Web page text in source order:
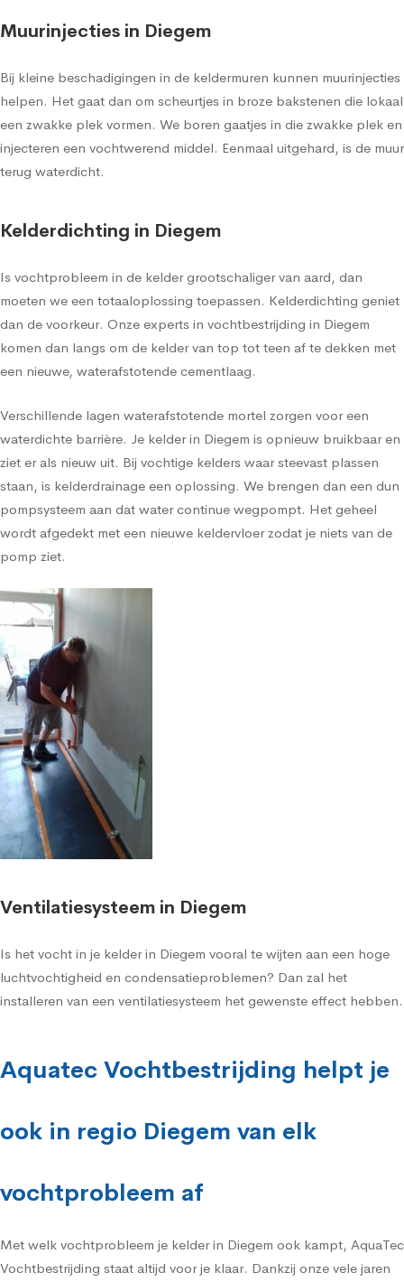
Muurinjecties in Diegem
Bij kleine beschadigingen in de keldermuren kunnen muurinjecties
helpen. Het gaat dan om scheurtjes in broze bakstenen die lokaal
een zwakke plek vormen. We boren gaatjes in die zwakke plek en
injecteren een vochtwerend middel. Eenmaal uitgehard, is de muur
terug waterdicht.
Kelderdichting in Diegem
Is vochtprobleem in de kelder grootschaliger van aard, dan
moeten we een totaaloplossing toepassen. Kelderdichting geniet
dan de voorkeur. Onze experts in vochtbestrijding in Diegem
komen dan langs om de kelder van top tot teen af te dekken met
een nieuwe, waterafstotende cementlaag.
Verschillende lagen waterafstotende mortel zorgen voor een
waterdichte barrière. Je kelder in Diegem is opnieuw bruikbaar en
ziet er als nieuw uit. Bij vochtige kelders waar steevast plassen
staan, is kelderdrainage een oplossing. We brengen dan een dun
pompsysteem aan dat water continue wegpompt. Het geheel
wordt afgedekt met een nieuwe keldervloer zodat je niets van de
pomp ziet.
Ventilatiesysteem in Diegem
Is het vocht in je kelder in Diegem vooral te wijten aan een hoge
luchtvochtigheid en condensatieproblemen? Dan zal het
installeren van een ventilatiesysteem het gewenste effect hebben.
Aquatec Vochtbestrijding helpt je
ook in regio Diegem van elk
vochtprobleem af
Met welk vochtprobleem je kelder in Diegem ook kampt, AquaTec
Vochtbestrijding staat altijd voor je klaar. Dankzij onze vele jaren